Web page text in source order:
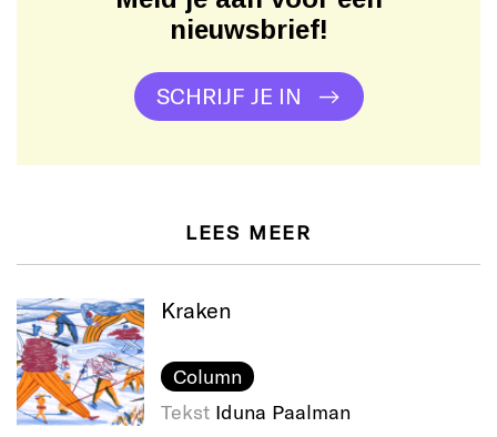
nieuwsbrief!
SCHRIJF JE IN
LEES MEER
Kraken
Column
Tekst Iduna Paalman